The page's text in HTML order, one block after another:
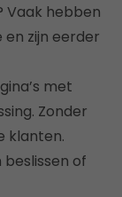
Vaak hebben
zijn eerder
met
Zonder
klanten.
of